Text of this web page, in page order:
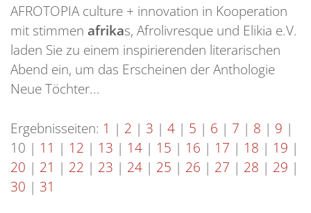
AFROTOPIA culture + innovation in Kooperation
mit stimmen afrikas, Afrolivresque und Elikia e.V.
laden Sie zu einem inspirierenden literarischen
Abend ein, um das Erscheinen der Anthologie
Neue Töchter...
Ergebnisseiten: 1 | 2 | 3 | 4 | 5 | 6 | 7 | 8 | 9 |
10 | 11 | 12 | 13 | 14 | 15 | 16 | 17 | 18 | 19 |
20 | 21 | 22 | 23 | 24 | 25 | 26 | 27 | 28 | 29 |
30 | 31